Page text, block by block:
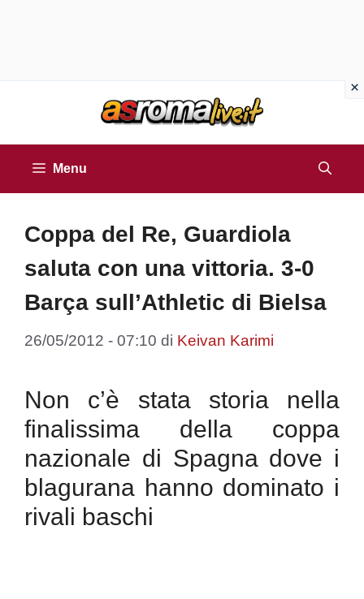
Menu
Coppa del Re, Guardiola
saluta con una vittoria. 3-0
Barça sull’Athletic di Bielsa
26/05/2012 - 07:10 di Keivan Karimi
Non c’è stata storia nella
finalissima della coppa
nazionale di Spagna dove i
blagurana hanno dominato i
rivali baschi